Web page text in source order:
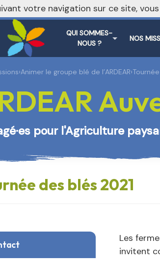
QUI SOMMES-
NOUS ?
NOS
›Animer le groupe blé de l’ARDEAR›
pour l'Agriculture
des blés 2021
Les
invitent
votre navigation sur ce site,